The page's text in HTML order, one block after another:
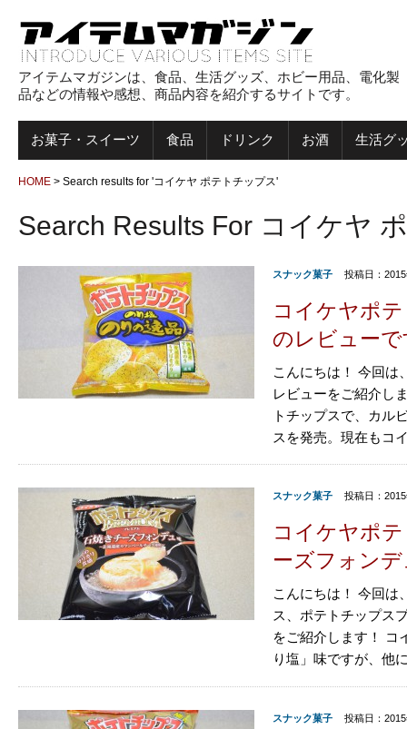
アイテムマガジンは、食品、生活グッズ、ホビー用品、電化製
品などの情報や感想、商品内容を紹介するサイトです。
お菓子・スイーツ 食品 ドリンク お酒 生活グ
HOME > Search results for 'コイケヤ ポテトチップス'
Search Results For コイケヤ
スナック菓子 投稿日：
コイケヤポ
のレビューで
こんにちは！ 今回は
レビューをご紹介し
トチップスで、カル
スを発売。現在もコ
スナック菓子 投稿日：
コイケヤポ
ーズフォン
こんにちは！ 今回は
ス、ポテトチップス
をご紹介します！ コ
り塩」味ですが、他
スナック菓子 投稿日：